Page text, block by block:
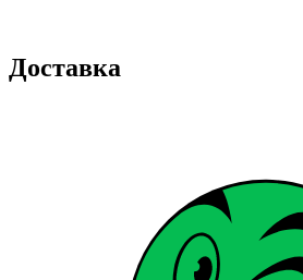
Доставка